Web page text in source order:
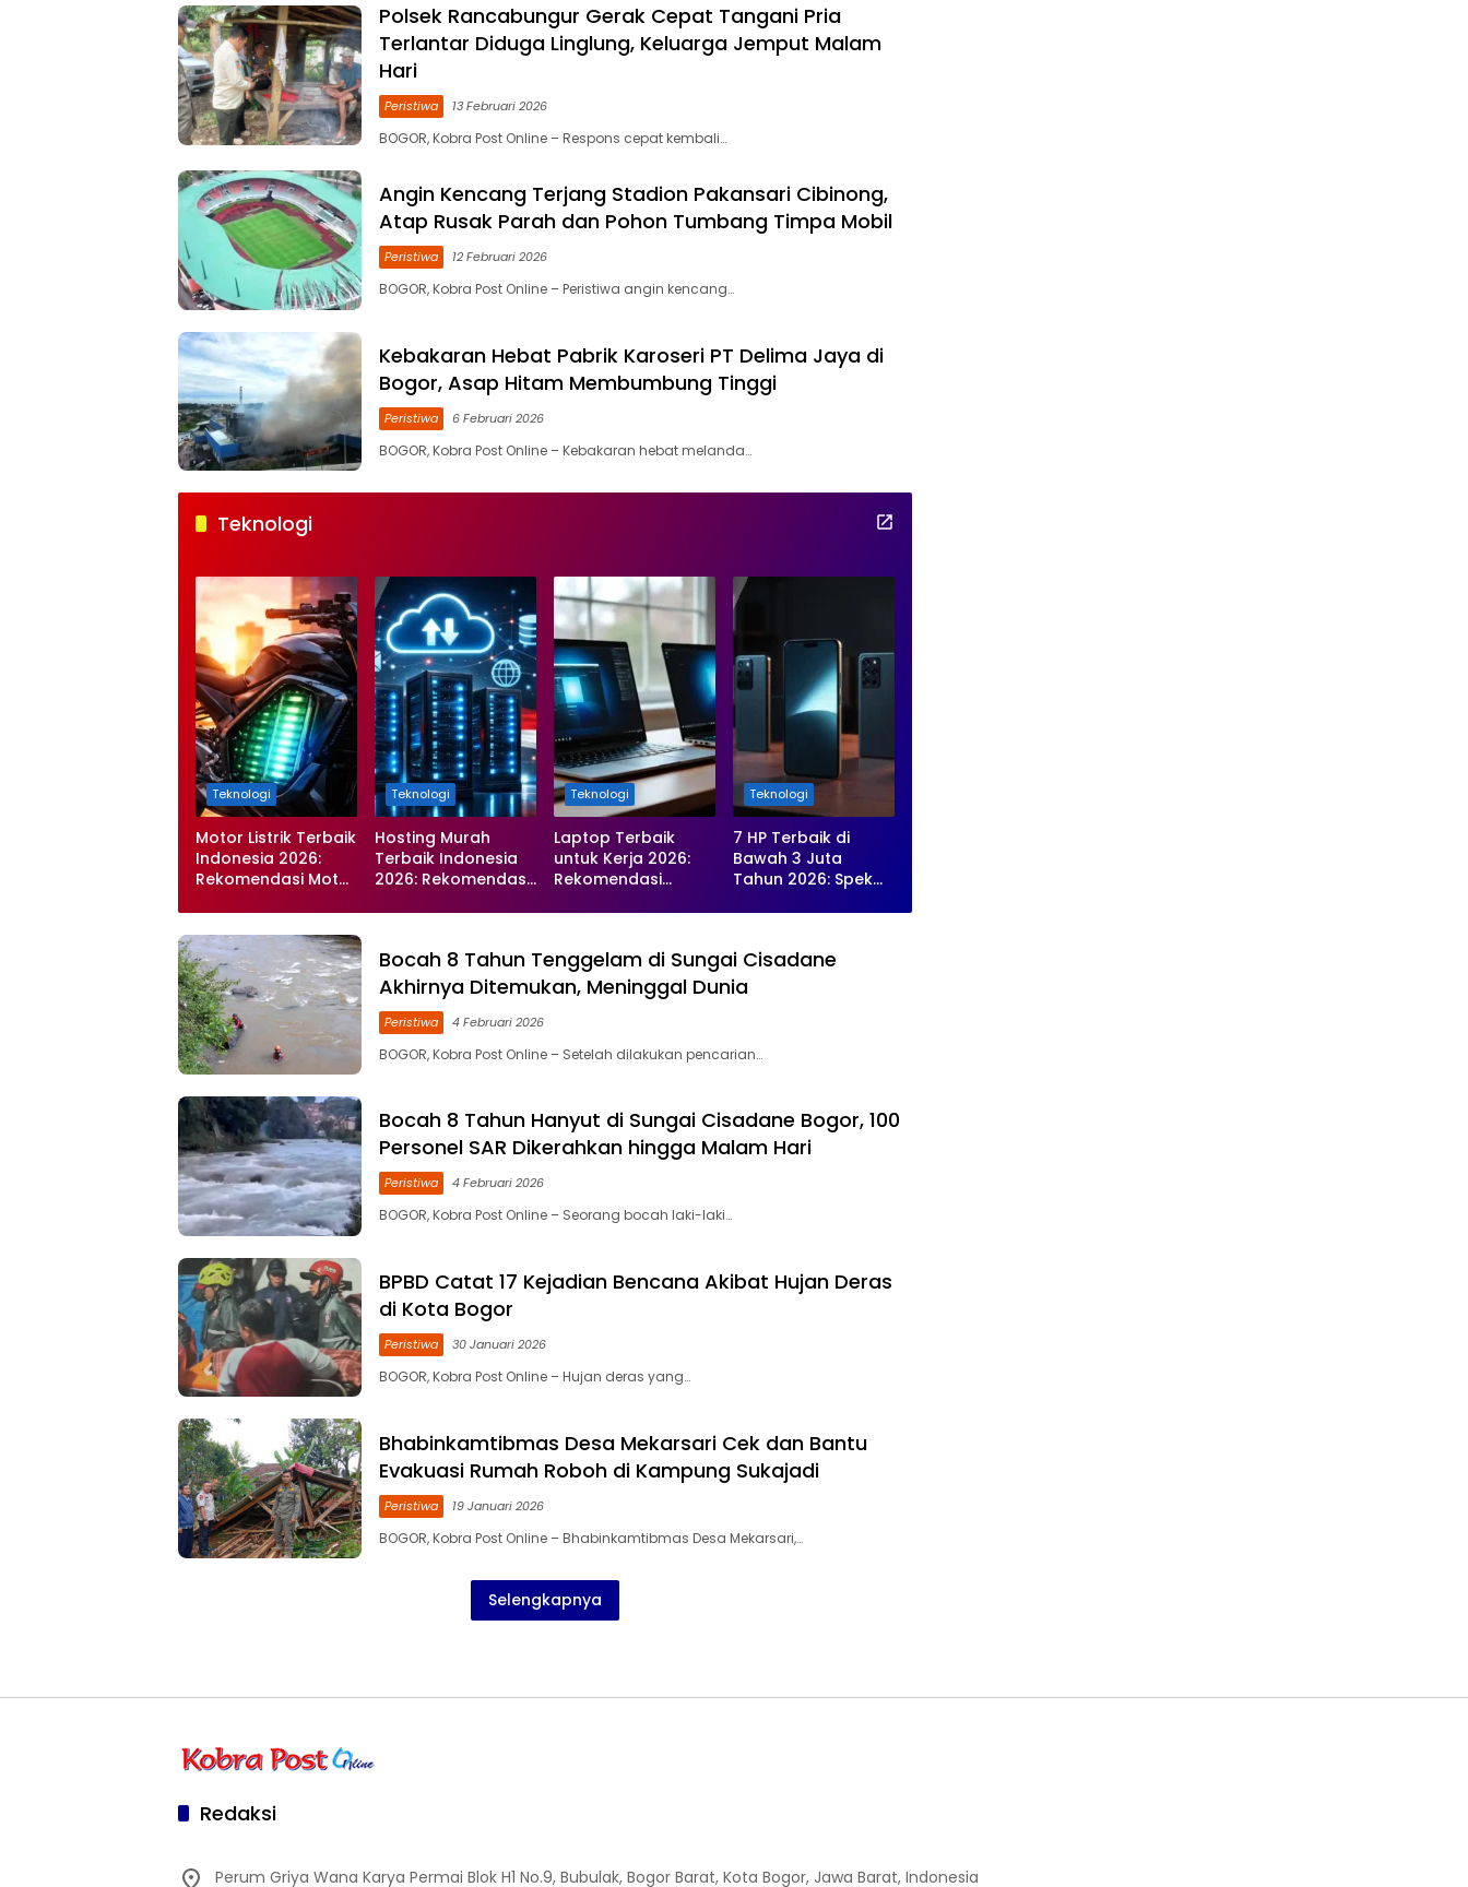
Polsek Rancabungur Gerak Cepat Tangani Pria
Terlantar Diduga Linglung, Keluarga Jemput Malam
Hari
Peristiwa 13 Februari 2026
BOGOR, Kobra Post Online – Respons cepat kembali…
Angin Kencang Terjang Stadion Pakansari Cibinong,
Atap Rusak Parah dan Pohon Tumbang Timpa Mobil
Peristiwa 12 Februari 2026
BOGOR, Kobra Post Online – Peristiwa angin kencang…
Kebakaran Hebat Pabrik Karoseri PT Delima Jaya di
Bogor, Asap Hitam Membumbung Tinggi
Peristiwa 6 Februari 2026
BOGOR, Kobra Post Online – Kebakaran hebat melanda…
Teknologi
Teknologi
Motor Listrik Terbaik
Indonesia 2026:
Rekomendasi Motor
Lingkungan
Teknologi
Hosting Murah
Terbaik Indonesia
2026: Rekomendasi
Teknologi
Laptop Terbaik
untuk Kerja 2026:
Rekomendasi
Teknologi
7 HP Terbaik di
Bawah 3 Juta
Tahun 2026: Spek
Bocah 8 Tahun Tenggelam di Sungai Cisadane
Akhirnya Ditemukan, Meninggal Dunia
Peristiwa 4 Februari 2026
BOGOR, Kobra Post Online – Setelah dilakukan pencarian…
Bocah 8 Tahun Hanyut di Sungai Cisadane Bogor, 100
Personel SAR Dikerahkan hingga Malam Hari
Peristiwa 4 Februari 2026
BOGOR, Kobra Post Online – Seorang bocah laki-laki…
BPBD Catat 17 Kejadian Bencana Akibat Hujan Deras
di Kota Bogor
Peristiwa 30 Januari 2026
BOGOR, Kobra Post Online – Hujan deras yang…
Bhabinkamtibmas Desa Mekarsari Cek dan Bantu
Evakuasi Rumah Roboh di Kampung Sukajadi
Peristiwa 19 Januari 2026
BOGOR, Kobra Post Online – Bhabinkamtibmas Desa Mekarsari,…
Selengkapnya
Redaksi
Perum Griya Wana Karya Permai Blok H1 No.9, Bubulak, Bogor Barat, Kota Bogor, Jawa Barat, Indonesia